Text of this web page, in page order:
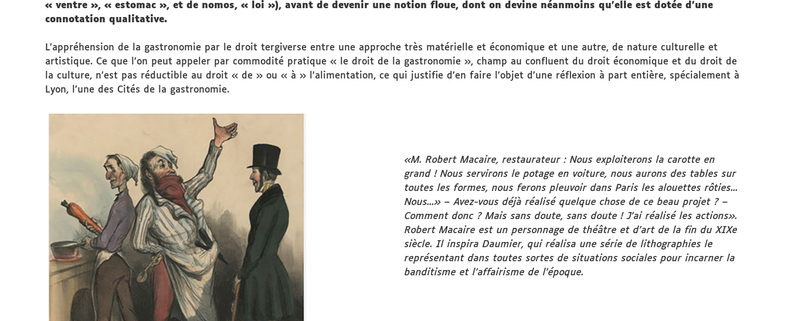
« ventre », « estomac », et de nomos, « loi »), avant de devenir une notion floue, dont on devine néanmoins qu’elle est dotée d’une
connotation qualitative.
L’appréhension de la gastronomie par le droit tergiverse entre une approche très matérielle et économique et une autre, de nature culturelle et
artistique. Ce que l’on peut appeler par commodité pratique « le droit de la gastronomie », champ au confluent du droit économique et du droit de
la culture, n’est pas réductible au droit « de » ou « à » l’alimentation, ce qui justifie d’en faire l’objet d’une réflexion à part entière, spécialement à
Lyon, l’une des Cités de la gastronomie.
«M. Robert Macaire, restaurateur : Nous exploiterons la carotte en
grand ! Nous servirons le potage en voiture, nous aurons des tables sur
toutes les formes, nous ferons pleuvoir dans Paris les alouettes rôties...
Nous...» –Avez-vous déjà réalisé quelque chose de ce beau projet ? –
Comment donc ? Mais sans doute, sans doute ! J’ai réalisé les actions».
Robert Macaire est un personnage de théâtre et d’art de la fin du XIXe
siècle. Il inspira Daumier, qui réalisa une série de lithographies le
représentant dans toutes sortes de situations sociales pour incarner la
banditisme et l’affairisme de l’époque.